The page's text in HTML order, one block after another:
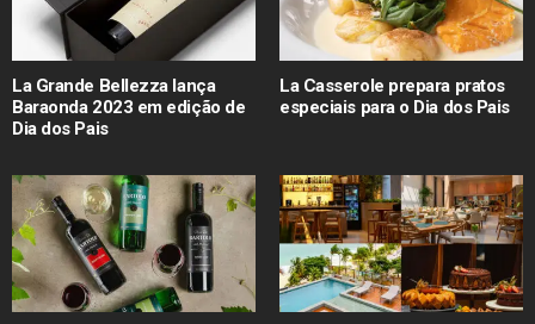
La Grande Bellezza lança
Baraonda 2023 em edição de
Dia dos Pais
La Casserole prepara pratos
especiais para o Dia dos Pais